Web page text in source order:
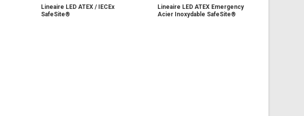
Lineaire LED ATEX / IECEx
SafeSite®
Lineaire LED ATEX Emergency
Acier Inoxydable SafeSite®